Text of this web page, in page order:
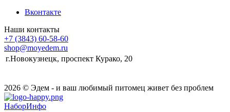
Вконтакте
Наши контакты
+7 (3843) 60-58-60
shop@moyedem.ru
г.Новокузнецк, проспект Курако, 20
2026 © Эдем - и ваш любимый питомец живет без проблем
НаборИнфо